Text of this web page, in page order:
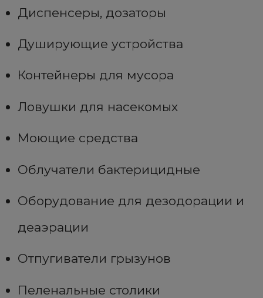
Диспенсеры, дозаторы
Душирующие устройства
Контейнеры для мусора
Ловушки для насекомых
Моющие средства
Облучатели бактерицидные
Оборудование для дезодорации и
деаэрации
Отпугиватели грызунов
Пеленальные столики